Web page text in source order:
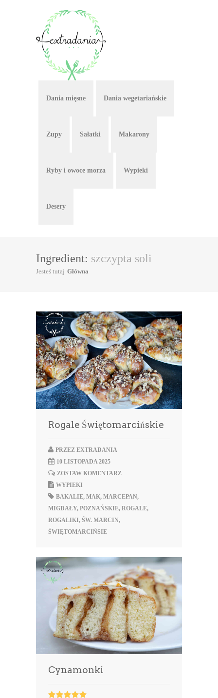
Dania mięsne Dania wegetariańskie
Zupy Sałatki Makarony
Ryby i owoce morza Wypieki
Desery
Ingredient: szczypta soli
Jesteś tutaj Główna
Rogale Świętomarcińskie
PRZEZ EXTRADANIA
10 LISTOPADA 2025
ZOSTAW KOMENTARZ
WYPIEKI
BAKALIE, MAK, MARCEPAN,
MIGDAŁY, POZNAŃSKIE, ROGALE,
ROGALIKI, ŚW. MARCIN,
ŚWIĘTOMARCIŃSIE
Cynamonki